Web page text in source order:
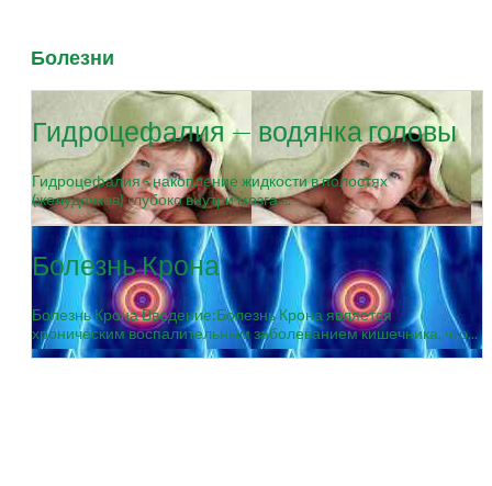
Болезни
Гидроцефалия — водянка головы
Гидроцефалия - накопление жидкости в полостях
(желудочков) глубоко внутри мозга....
Болезнь Крона
Болезнь Крона Введение:Болезнь Крона является
хроническим воспалительным заболеванием кишечника, что...